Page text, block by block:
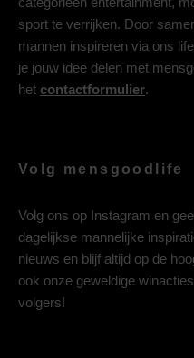
sport te verrijken. Door
mannen inspireren via ons
je jouw idee delen met
het contactformulier.
Volg mensgoodlife
Volg ons op Instagram en
dagelijkse mannelijke
nieuws en blijf altijd op de
ook onze geweldige
volgers!